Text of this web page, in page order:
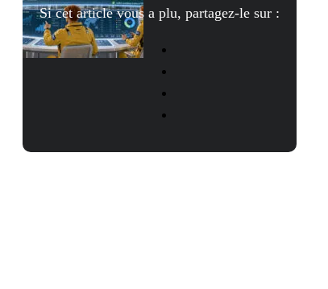
Si cet article vous a plu, partagez-le sur :